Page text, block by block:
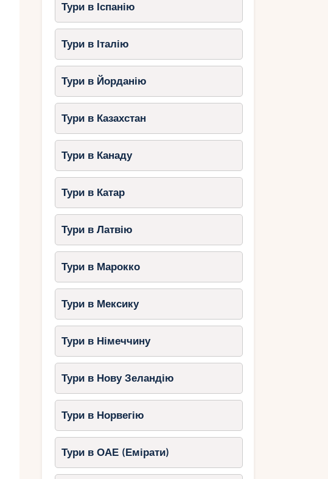
Тури в Іспанію
Тури в Італію
Тури в Йорданію
Тури в Казахстан
Тури в Канаду
Тури в Катар
Тури в Латвію
Тури в Марокко
Тури в Мексику
Тури в Німеччину
Тури в Нову Зеландію
Тури в Норвегію
Тури в ОАЕ (Емірати)